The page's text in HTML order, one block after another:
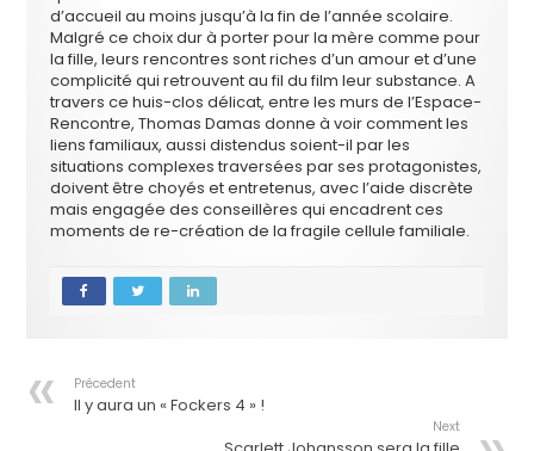
d’accueil au moins jusqu’à la fin de l’année scolaire.
Malgré ce choix dur à porter pour la mère comme pour
la fille, leurs rencontres sont riches d’un amour et d’une
complicité qui retrouvent au fil du film leur substance. A
travers ce huis-clos délicat, entre les murs de l’Espace-
Rencontre, Thomas Damas donne à voir comment les
liens familiaux, aussi distendus soient-il par les
situations complexes traversées par ses protagonistes,
doivent être choyés et entretenus, avec l’aide discrète
mais engagée des conseillères qui encadrent ces
moments de re-création de la fragile cellule familiale.
Précedent
Il y aura un « Fockers 4 » !
Next